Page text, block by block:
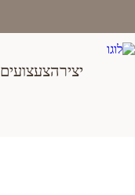
content
יצירהצעצועים